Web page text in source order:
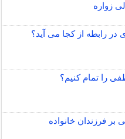
زواره
رابطه از کجا می آید؟
را تمام کنیم؟
بر فرزندان خانواده